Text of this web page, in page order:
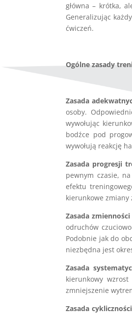
główna – krótka,
Generalizując
ćwiczeń.
Ogólne zasady
Zasada
osoby.
wywołując
bodźce pod
wywołują reakcję
Zasada progresji
pewnym czasie,
efektu
kierunkowe
Zasada
odruchów
Podobnie jak do
niezbędna jest
Zasada
kierunkowy
zmniejszenie
Zasada